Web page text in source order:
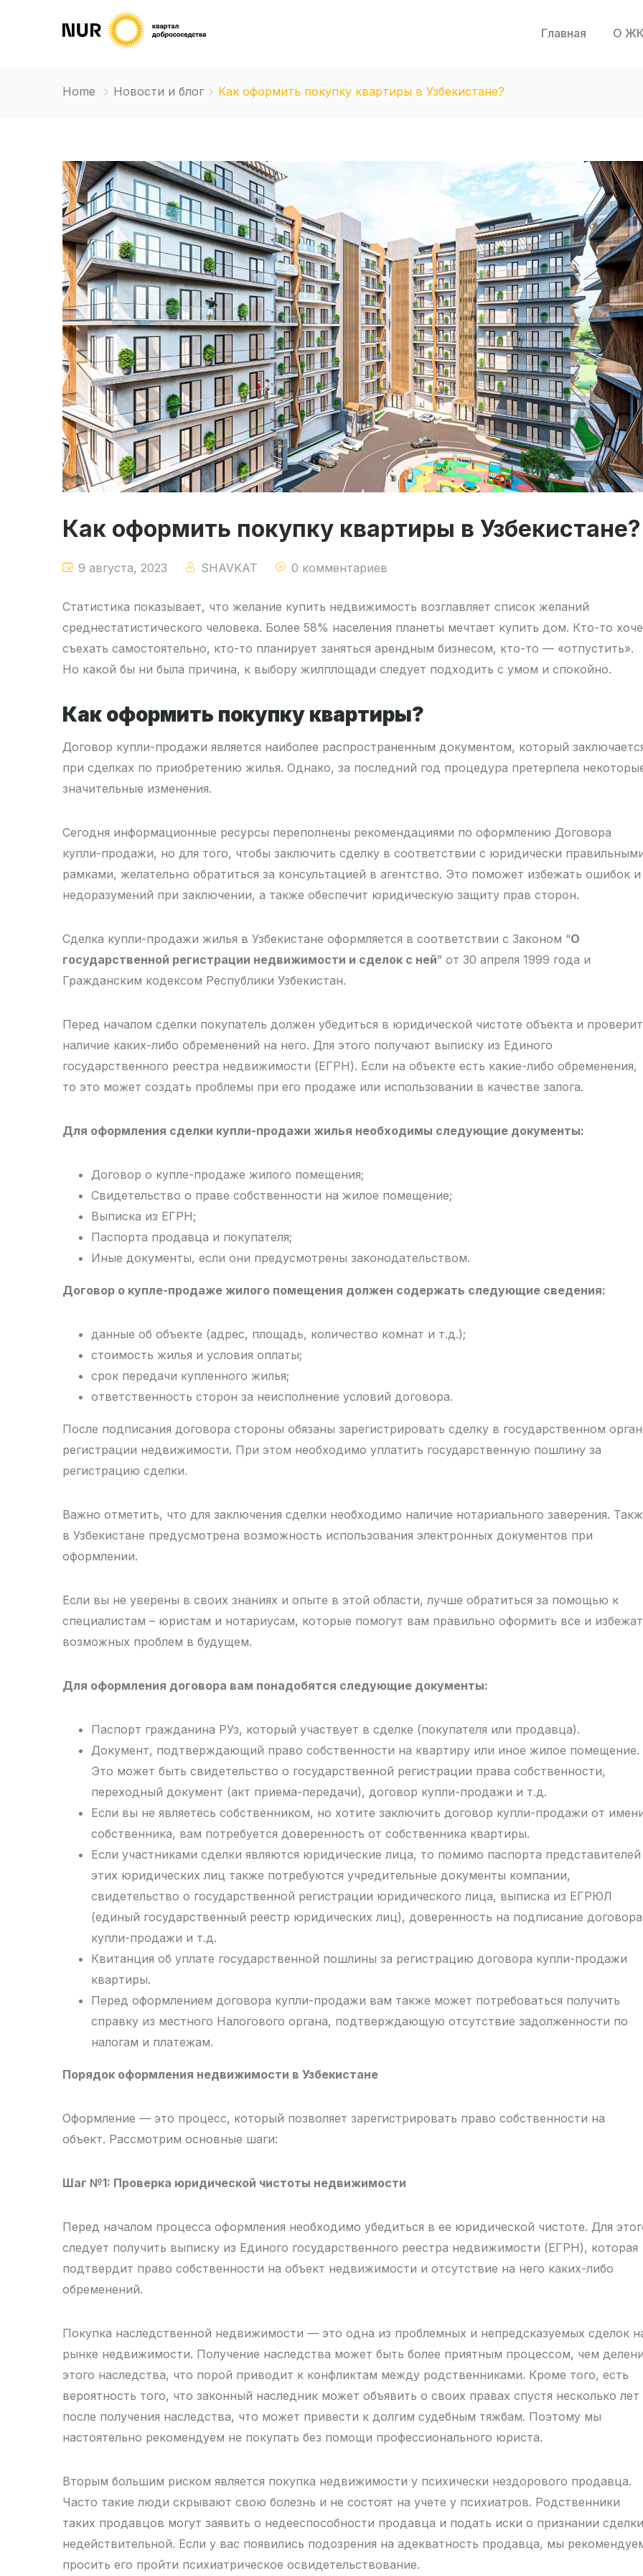
Главная О ЖК
Home Новости и блог Как оформить покупку квартиры в Узбекистане?
Как оформить покупку квартиры в Узбекистане?
9 августа, 2023 SHAVKAT 0 комментариев
Статистика показывает, что желание купить недвижимость возглавляет список желаний
среднестатистического человека. Более 58% населения планеты мечтает купить дом. Кто-то
съехать самостоятельно, кто-то планирует заняться арендным бизнесом, кто-то — «отпустить».
Но какой бы ни была причина, к выбору жилплощади следует подходить с умом и спокойно.
Как оформить покупку квартиры?
Договор купли-продажи является наиболее распространенным документом, который
при сделках по приобретению жилья. Однако, за последний год процедура претерпела
значительные изменения.
Сегодня информационные ресурсы переполнены рекомендациями по оформлению Договора
купли-продажи, но для того, чтобы заключить сделку в соответствии с юридически
рамками, желательно обратиться за консультацией в агентство. Это поможет избежать ошибок и
недоразумений при заключении, а также обеспечит юридическую защиту прав сторон.
Сделка купли-продажи жилья в Узбекистане оформляется в соответствии с Законом “О
государственной регистрации недвижимости и сделок с ней” от 30 апреля 1999 года и
Гражданским кодексом Республики Узбекистан.
Перед началом сделки покупатель должен убедиться в юридической чистоте объекта и
наличие каких-либо обременений на него. Для этого получают выписку из Единого
государственного реестра недвижимости (ЕГРН). Если на объекте есть какие-либо обременения,
то это может создать проблемы при его продаже или использовании в качестве залога.
Для оформления сделки купли-продажи жилья необходимы следующие документы:
Договор о купле-продаже жилого помещения;
Свидетельство о праве собственности на жилое помещение;
Выписка из ЕГРН;
Паспорта продавца и покупателя;
Иные документы, если они предусмотрены законодательством.
Договор о купле-продаже жилого помещения должен содержать следующие сведения:
данные об объекте (адрес, площадь, количество комнат и т.д.);
стоимость жилья и условия оплаты;
срок передачи купленного жилья;
ответственность сторон за неисполнение условий договора.
После подписания договора стороны обязаны зарегистрировать сделку в государственном
регистрации недвижимости. При этом необходимо уплатить государственную пошлину за
регистрацию сделки.
Важно отметить, что для заключения сделки необходимо наличие нотариального заверения.
в Узбекистане предусмотрена возможность использования электронных документов при
оформлении.
Если вы не уверены в своих знаниях и опыте в этой области, лучше обратиться за помощью к
специалистам – юристам и нотариусам, которые помогут вам правильно оформить все и
возможных проблем в будущем.
Для оформления договора вам понадобятся следующие документы:
Паспорт гражданина РУз, который участвует в сделке (покупателя или продавца).
Документ, подтверждающий право собственности на квартиру или иное жилое помещение.
Это может быть свидетельство о государственной регистрации права собственности,
переходный документ (акт приема-передачи), договор купли-продажи и т.д.
Если вы не являетесь собственником, но хотите заключить договор купли-продажи от
собственника, вам потребуется доверенность от собственника квартиры.
Если участниками сделки являются юридические лица, то помимо паспорта представителей
этих юридических лиц также потребуются учредительные документы компании,
свидетельство о государственной регистрации юридического лица, выписка из ЕГРЮЛ
(единый государственный реестр юридических лиц), доверенность на подписание договора
купли-продажи и т.д.
Квитанция об уплате государственной пошлины за регистрацию договора купли-продажи
квартиры.
Перед оформлением договора купли-продажи вам также может потребоваться получить
справку из местного Налогового органа, подтверждающую отсутствие задолженности по
налогам и платежам.
Порядок оформления недвижимости в Узбекистане
Оформление — это процесс, который позволяет зарегистрировать право собственности на
объект. Рассмотрим основные шаги:
Шаг №1: Проверка юридической чистоты недвижимости
Перед началом процесса оформления необходимо убедиться в ее юридической чистоте. Для
следует получить выписку из Единого государственного реестра недвижимости (ЕГРН), которая
подтвердит право собственности на объект недвижимости и отсутствие на него каких-либо
обременений.
Покупка наследственной недвижимости — это одна из проблемных и непредсказуемых сделок
рынке недвижимости. Получение наследства может быть более приятным процессом, чем
этого наследства, что порой приводит к конфликтам между родственниками. Кроме того, есть
вероятность того, что законный наследник может объявить о своих правах спустя несколько лет
после получения наследства, что может привести к долгим судебным тяжбам. Поэтому мы
настоятельно рекомендуем не покупать без помощи профессионального юриста.
Вторым большим риском является покупка недвижимости у психически нездорового продавца.
Часто такие люди скрывают свою болезнь и не состоят на учете у психиатров. Родственники
таких продавцов могут заявить о недееспособности продавца и подать иски о признании сделки
недействительной. Если у вас появились подозрения на адекватность продавца, мы
просить его пройти психиатрическое освидетельствование.